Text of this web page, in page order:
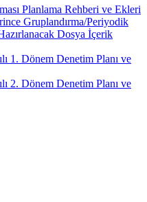
Planlama Rehberi ve Ekleri
Gruplandırma/Periyodik
Dosya İçerik
1. Dönem Denetim Planı ve
2. Dönem Denetim Planı ve